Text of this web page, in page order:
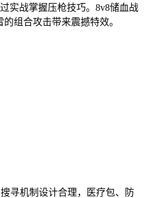
实战掌握压枪技巧。8v8储血战
组合攻击带来震撼特效。
寻机制设计合理，医疗包、防